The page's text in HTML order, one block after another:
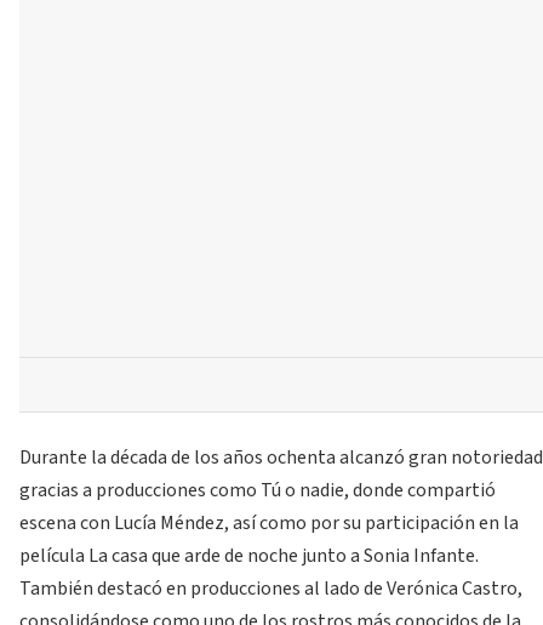
Durante la década de los años ochenta alcanzó gran notoriedad
gracias a producciones como Tú o nadie, donde compartió
escena con Lucía Méndez, así como por su participación en la
película La casa que arde de noche junto a Sonia Infante.
También destacó en producciones al lado de Verónica Castro,